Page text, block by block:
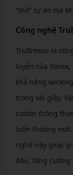
“thở” tự do mà
Công nghệ
TruBreeze là
luyện của
khả năng
trong vài giây.
cotton thông
luôn thoáng
nghệ này giúp
đấu, tăng